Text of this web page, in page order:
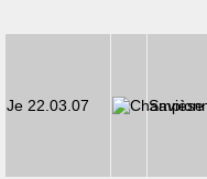
Je 22.03.07 Savièse